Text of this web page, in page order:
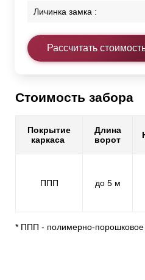
Личинка замка :
Рассчитать
Стоимость забора
Покрытие
каркаса
Длина
ворот
ППП до 5 м
* ППП - полимерно-порошковое